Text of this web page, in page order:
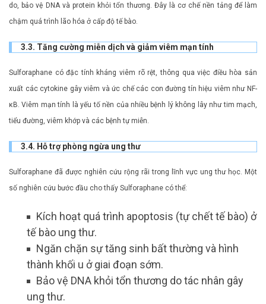
do, bảo vệ DNA và protein khỏi tổn thương. Đây là cơ chế nền tảng để làm
chậm quá trình lão hóa ở cấp độ tế bào.
3.3. Tăng cường miễn dịch và giảm viêm mạn tính
Sulforaphane có đặc tính kháng viêm rõ rệt, thông qua việc điều hòa sản
xuất các cytokine gây viêm và ức chế các con đường tín hiệu viêm như NF-
κB. Viêm mạn tính là yếu tố nền của nhiều bệnh lý không lây như tim mạch,
tiểu đường, viêm khớp và các bệnh tự miễn.
3.4. Hỗ trợ phòng ngừa ung thư
Sulforaphane đã được nghiên cứu rộng rãi trong lĩnh vực ung thư học. Một
số nghiên cứu bước đầu cho thấy Sulforaphane có thể:
Kích hoạt quá trình apoptosis (tự chết tế bào) ở
tế bào ung thư.
Ngăn chặn sự tăng sinh bất thường và hình
thành khối u ở giai đoạn sớm.
Bảo vệ DNA khỏi tổn thương do tác nhân gây
ung thư.